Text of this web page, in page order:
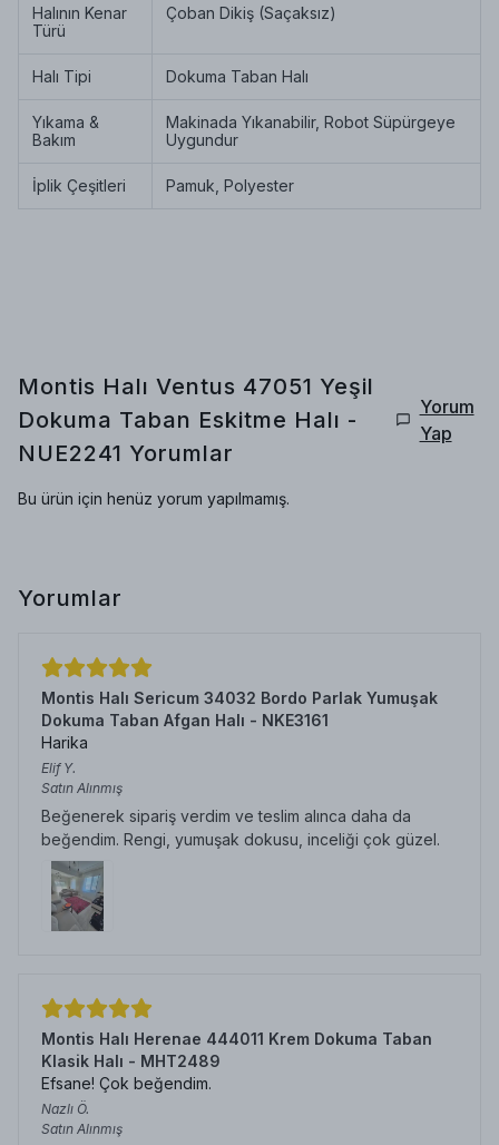
Halının Kenar
Türü
Çoban Dikiş (Saçaksız)
Halı Tipi Dokuma Taban Halı
Yıkama &
Bakım
Makinada Yıkanabilir, Robot Süpürgeye
Uygundur
İplik Çeşitleri Pamuk, Polyester
Montis Halı Ventus 47051 Yeşil
Dokuma Taban Eskitme Halı -
NUE2241 Yorumlar
Yorum
Yap
Bu ürün için henüz yorum yapılmamış.
Yorumlar
Montis Halı Sericum 34032 Bordo Parlak Yumuşak
Dokuma Taban Afgan Halı - NKE3161
Harika
Elif Y.
Satın Alınmış
Beğenerek sipariş verdim ve teslim alınca daha da
beğendim. Rengi, yumuşak dokusu, inceliği çok güzel.
Montis Halı Herenae 444011 Krem Dokuma Taban
Klasik Halı - MHT2489
Efsane! Çok beğendim.
Nazlı Ö.
Satın Alınmış